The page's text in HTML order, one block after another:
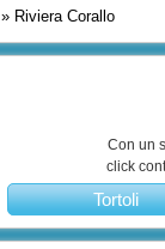
» Riviera Corallo
Con un
click
Tortoli